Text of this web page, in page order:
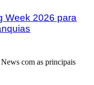
Week 2026 para
com as principais